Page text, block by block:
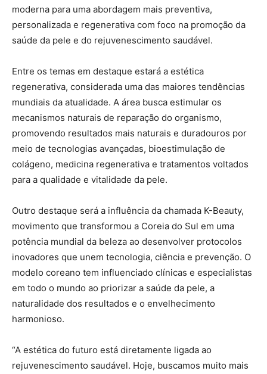
moderna para uma abordagem mais preventiva,
personalizada e regenerativa com foco na promoção da
saúde da pele e do rejuvenescimento saudável.
Entre os temas em destaque estará a estética
regenerativa, considerada uma das maiores tendências
mundiais da atualidade. A área busca estimular os
mecanismos naturais de reparação do organismo,
promovendo resultados mais naturais e duradouros por
meio de tecnologias avançadas, bioestimulação de
colágeno, medicina regenerativa e tratamentos voltados
para a qualidade e vitalidade da pele.
Outro destaque será a influência da chamada K-Beauty,
movimento que transformou a Coreia do Sul em uma
potência mundial da beleza ao desenvolver protocolos
inovadores que unem tecnologia, ciência e prevenção. O
modelo coreano tem influenciado clínicas e especialistas
em todo o mundo ao priorizar a saúde da pele, a
naturalidade dos resultados e o envelhecimento
harmonioso.
“A estética do futuro está diretamente ligada ao
rejuvenescimento saudável. Hoje, buscamos muito mais